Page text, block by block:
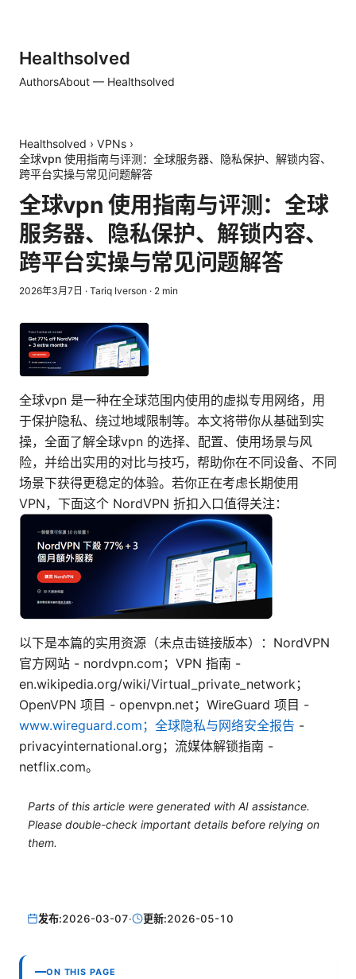
Healthsolved
AuthorsAbout — Healthsolved
Healthsolved › VPNs ›
全球vpn 使用指南与评测：全球服务器、隐私保护、解锁内容、
跨平台实操与常见问题解答
全球vpn 使用指南与评测：全球
服务器、隐私保护、解锁内容、
跨平台实操与常见问题解答
2026年3月7日 · Tariq Iverson · 2 min
全球vpn 是一种在全球范围内使用的虚拟专用网络，用
于保护隐私、绕过地域限制等。本文将带你从基础到实
操，全面了解全球vpn 的选择、配置、使用场景与风
险，并给出实用的对比与技巧，帮助你在不同设备、不同
场景下获得更稳定的体验。若你正在考虑长期使用
VPN，下面这个 NordVPN 折扣入口值得关注：
以下是本篇的实用资源（未点击链接版本）：NordVPN
官方网站 - nordvpn.com；VPN 指南 -
en.wikipedia.org/wiki/Virtual_private_network；
OpenVPN 项目 - openvpn.net；WireGuard 项目 -
www.wireguard.com；全球隐私与网络安全报告 -
privacyinternational.org；流媒体解锁指南 -
netflix.com。
Parts of this article were generated with AI assistance.
Please double-check important details before relying on
them.
发布:2026-03-07· 更新:2026-05-10
ON THIS PAGE